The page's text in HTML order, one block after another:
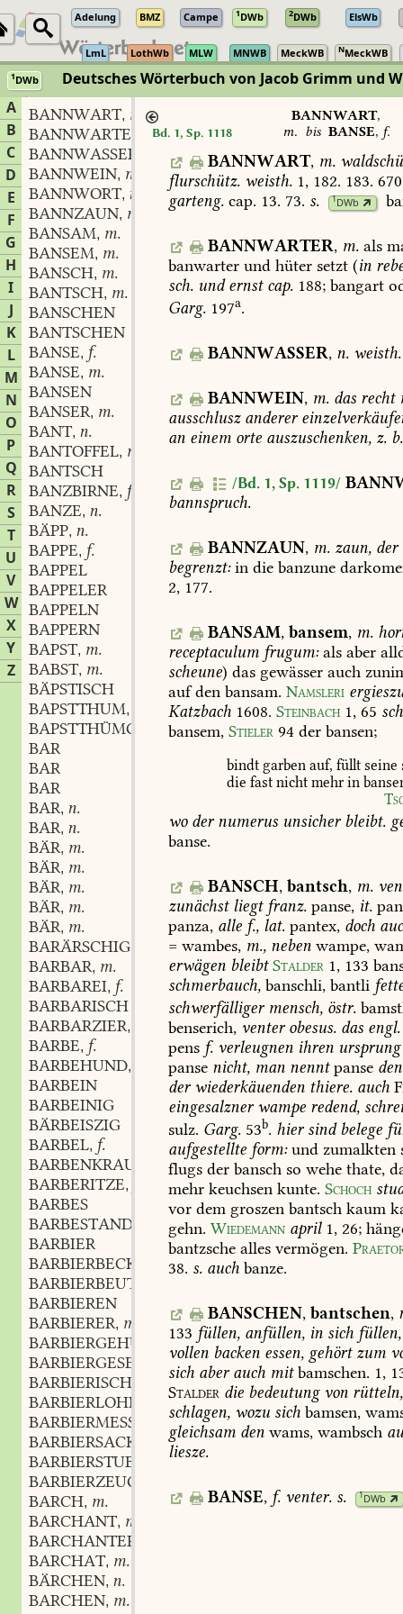
Adelung BMZ Campe 1DWb 2DWb ElsWb
LmL LothWb MLW MNWB MeckWB NMeckWB
1DWb Deutsches Wörterbuch von Jacob Grimm und
A
B
C
D
E
F
G
H
I
J
K
L
M
N
O
P
Q
R
S
T
U
V
W
X
Y
Z
BANNWART, m.
BANNWARTER
m.
BANNWASSER
BANNWEIN, m.
BANNWORT, n.
BANNZAUN, m.
BANSAM, m.
BANSEM, m.
BANSCH, m.
BANTSCH, m.
BANSCHEN
BANTSCHEN
BANSE, f.
BANSE, m.
BANSEN
BANSER, m.
BANT, n.
BANTOFFEL, m.
BANTSCH
BANZBIRNE, f.
BANZE, n.
BÄPP, n.
BAPPE, f.
BAPPEL
BAPPELER
BAPPELN
BAPPERN
BAPST, m.
BABST, m.
BÄPSTISCH
BAPSTTHUM,
BAPSTTHÜMCHEN,n.
BAR
BAR
BAR
BAR, n.
BAR, n.
BÄR, m.
BÄR, m.
BÄR, m.
BÄR, m.
BÄR, m.
BARÄRSCHIG
BARBAR, m.
BARBAREI, f.
BARBARISCH
BARBARZIER,
BARBE, f.
BARBEHUND,
BARBEIN
BARBEINIG
BÄRBEISZIG
BARBEL, f.
BARBENKRAUT
BARBERITZE,
BARBES
BARBESTAND
BARBIER
BARBIERBECKEN
n.
BARBIERBEUTEL
BARBIEREN
BARBIERER, m.
BARBIERGEHÜLFE
,m.
BARBIERGESELLE
m.
BARBIERISCH
BARBIERLOHN
BARBIERMESSER
n.
BARBIERSACK
BARBIERSTUBE
BARBIERZEUG
BARCH, m.
BARCHANT, m.
BARCHANTER
BARCHAT, m.
BÄRCHEN, n.
BARCHEN, m.
Bd. 1, Sp. 1118
BANNWART,
m. bis BANSE, f.
BANNWART, m.
flurschütz. weisth. 1, 182. 183.
garteng. cap. 13. 73. s. 1DWb
BANNWARTER, m.als
banwarter und hüter setzt (in
sch. undernstcap. 188; bangart
Garg. 197a.
BANNWASSER, n. weisth.
BANNWEIN, m. dasrecht
ausschluszanderer
an einem orte auszuschenken, z. b.
/Bd. 1, Sp. 1119/
bannspruch.
BANNZAUN, m. zaun,der
begrenzt:in die banzune
2, 177.
BANSAM, bansem, m.
receptaculum frugum:als aber
scheune) das gewässer auch
aufden bansam. Namsleri
Katzbach 1608. Steinbach 1, 65
bansem, Stieler 94 der bansen;
bindt garben auf, füllt seine
die fast nicht mehr in
wodernumerus unsicherbleibt.
banse.
BANSCH, bantsch, m.
zunächstliegtfranz. panse, it.
panza, alle f., lat. pantex, doch
= wambes, m., neben wampe,
erwägen bleibt Stalder 1, 133
schmerbauch, banschli, bantli
schwerfälligermensch, östr.
benserich, venterobesus. das engl.
pens f. verleugnen ihren ursprung
panse nicht, man nenntpanse den
derwiederkäuenden thiere. auch
eingesalznerwampe redend,
sulz. Garg. 53b. hiersindbelege
aufgestellte form:und zumalkten
flugs der bansch so wehe thate,
mehr keuchsen kunte. Schoch
vor dem groszen bantsch kaum
gehn. Wiedemann april 1, 26;
bantzsche alles vermögen.
38. s. auch banze.
BANSCHEN, bantschen,
133 füllen, anfüllen, in sich füllen,
vollen backen essen, gehörtzum
sich aberauch mitbamschen. 1,
Stalder die bedeutungvon rütteln,
schlagen, wozu sich bamsen,
gleichsam den wams, wambsch
liesze.
BANSE, f. venter.s. 1DWb